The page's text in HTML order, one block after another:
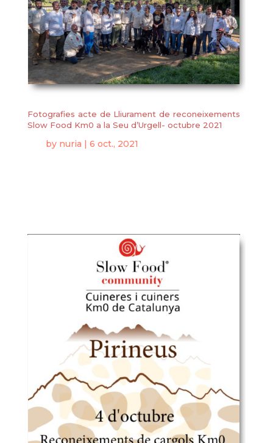
Fotografies acte de Lliurament de reconeixements
Slow Food Km0 a la Seu d’Urgell- octubre 2021
by nuria | 6 oct., 2021